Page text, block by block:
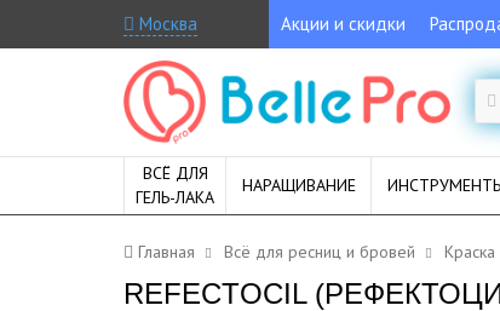
Москва Акции и скидки
ВСЁ ДЛЯ
ГЕЛЬ-ЛАКА
НАРАЩИВАНИЕ
Главная Всё для ресниц и бровей
REFECTOCIL